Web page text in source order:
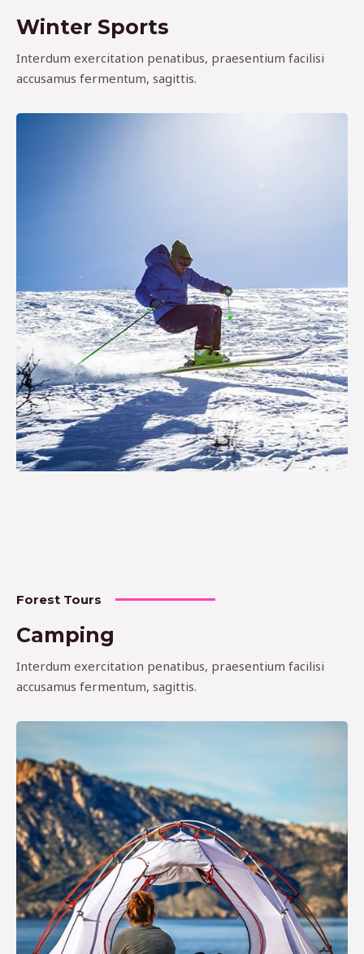
Winter Sports
Interdum exercitation penatibus, praesentium facilisi
accusamus fermentum, sagittis.
Forest Tours
Camping
Interdum exercitation penatibus, praesentium facilisi
accusamus fermentum, sagittis.